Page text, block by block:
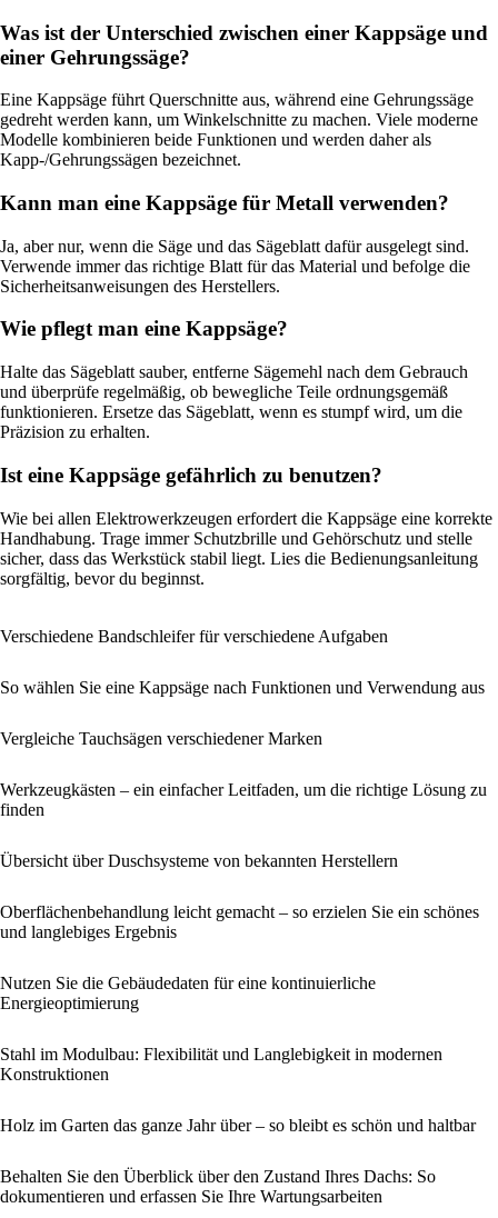
Was ist der Unterschied zwischen einer Kappsäge und
einer Gehrungssäge?
Eine Kappsäge führt Querschnitte aus, während eine Gehrungssäge
gedreht werden kann, um Winkelschnitte zu machen. Viele moderne
Modelle kombinieren beide Funktionen und werden daher als
Kapp-/Gehrungssägen bezeichnet.
Kann man eine Kappsäge für Metall verwenden?
Ja, aber nur, wenn die Säge und das Sägeblatt dafür ausgelegt sind.
Verwende immer das richtige Blatt für das Material und befolge die
Sicherheitsanweisungen des Herstellers.
Wie pflegt man eine Kappsäge?
Halte das Sägeblatt sauber, entferne Sägemehl nach dem Gebrauch
und überprüfe regelmäßig, ob bewegliche Teile ordnungsgemäß
funktionieren. Ersetze das Sägeblatt, wenn es stumpf wird, um die
Präzision zu erhalten.
Ist eine Kappsäge gefährlich zu benutzen?
Wie bei allen Elektrowerkzeugen erfordert die Kappsäge eine korrekte
Handhabung. Trage immer Schutzbrille und Gehörschutz und stelle
sicher, dass das Werkstück stabil liegt. Lies die Bedienungsanleitung
sorgfältig, bevor du beginnst.
Verschiedene Bandschleifer für verschiedene Aufgaben
So wählen Sie eine Kappsäge nach Funktionen und Verwendung aus
Vergleiche Tauchsägen verschiedener Marken
Werkzeugkästen – ein einfacher Leitfaden, um die richtige Lösung zu
finden
Übersicht über Duschsysteme von bekannten Herstellern
Oberflächenbehandlung leicht gemacht – so erzielen Sie ein schönes
und langlebiges Ergebnis
Nutzen Sie die Gebäudedaten für eine kontinuierliche
Energieoptimierung
Stahl im Modulbau: Flexibilität und Langlebigkeit in modernen
Konstruktionen
Holz im Garten das ganze Jahr über – so bleibt es schön und haltbar
Behalten Sie den Überblick über den Zustand Ihres Dachs: So
dokumentieren und erfassen Sie Ihre Wartungsarbeiten